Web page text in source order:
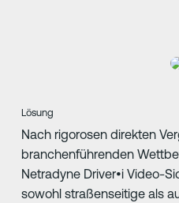
Lösung
Nach rigorosen direkten
branchenführenden
Netradyne Driver•i Video-
sowohl straßenseitige als